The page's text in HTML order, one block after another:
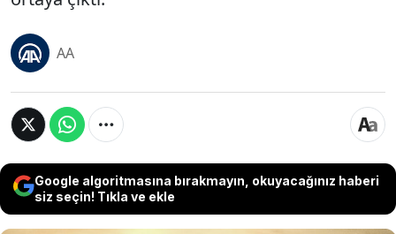
AA
Google algoritmasına bırakmayın, okuyacağınız haberi
siz seçin! Tıkla ve ekle